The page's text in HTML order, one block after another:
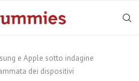
e Apple sotto indagine
dei dispositivi